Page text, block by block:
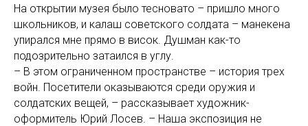
На открытии музея было тесновато – пришло много
школьников, и калаш советского солдата – манекена
упирался мне прямо в висок. Душман как-то
подозрительно затаился в углу.
– В этом ограниченном пространстве – история трех
войн. Посетители оказываются среди оружия и
солдатских вещей, – рассказывает художник-
оформитель Юрий Лосев. – Наша экспозиция не